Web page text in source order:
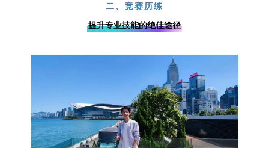
二、竞赛历练
提升专业技能的绝佳途径